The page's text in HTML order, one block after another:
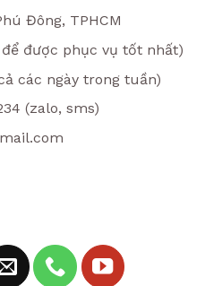
Đông, TPHCM
được phục vụ tốt nhất)
các ngày trong tuần)
(zalo, sms)